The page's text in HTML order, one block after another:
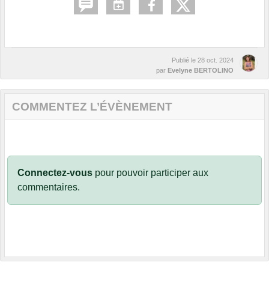
Publié le 28 oct. 2024
par Evelyne BERTOLINO
COMMENTEZ L’ÉVÈNEMENT
Connectez-vous pour pouvoir participer aux
commentaires.